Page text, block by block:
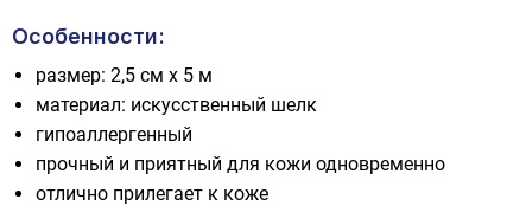
Особенности:
размер: 2,5 см х 5 м
материал: искусственный шелк
гипоаллергенный
прочный и приятный для кожи одновременно
отлично прилегает к коже